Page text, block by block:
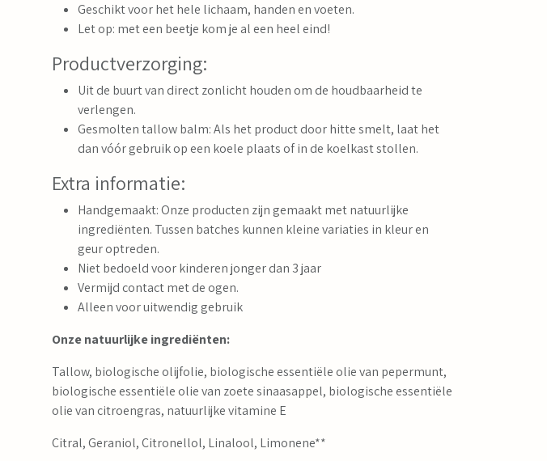
Geschikt voor het hele lichaam, handen en voeten.
Let op: met een beetje kom je al een heel eind!
Productverzorging:
Uit de buurt van direct zonlicht houden om de houdbaarheid te
verlengen.
Gesmolten tallow balm: Als het product door hitte smelt, laat het
dan vóór gebruik op een koele plaats of in de koelkast stollen.
Extra informatie:
Handgemaakt: Onze producten zijn gemaakt met natuurlijke
ingrediënten. Tussen batches kunnen kleine variaties in kleur en
geur optreden.
Niet bedoeld voor kinderen jonger dan 3 jaar
Vermijd contact met de ogen.
Alleen voor uitwendig gebruik
Onze natuurlijke ingrediënten:
Tallow, biologische olijfolie, biologische essentiële olie van pepermunt,
biologische essentiële olie van zoete sinaasappel, biologische essentiële
olie van citroengras, natuurlijke vitamine E
Citral, Geraniol, Citronellol, Linalool, Limonene**